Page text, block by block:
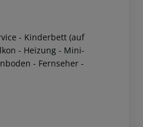
- Kinderbett (auf
- Heizung - Mini-
- Fernseher -